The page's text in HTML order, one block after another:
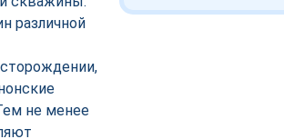
различной
не менее